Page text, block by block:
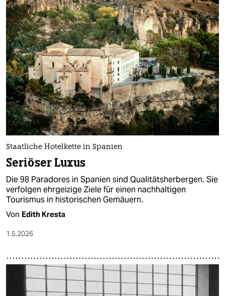
Staatliche Hotelkette in Spanien
Seriöser Luxus
Die 98 Paradores in Spanien sind Qualitätsherbergen. Sie
verfolgen ehrgeizige Ziele für einen nachhaltigen
Tourismus in historischen Gemäuern.
Von Edith Kresta
1.5.2026